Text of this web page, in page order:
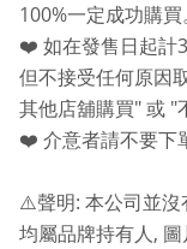
100%一定成功購買
❤️ 如在發售日起計
但不接受任何原因
其他店舖購買" 或 "
❤️ 介意者請不要下
⚠️聲明: 本公司並沒
均屬品牌持有人 ,